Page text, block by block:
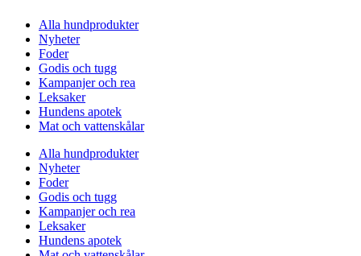
Alla hundprodukter
Nyheter
Foder
Godis och tugg
Kampanjer och rea
Leksaker
Hundens apotek
Mat och vattenskålar
Alla hundprodukter
Nyheter
Foder
Godis och tugg
Kampanjer och rea
Leksaker
Hundens apotek